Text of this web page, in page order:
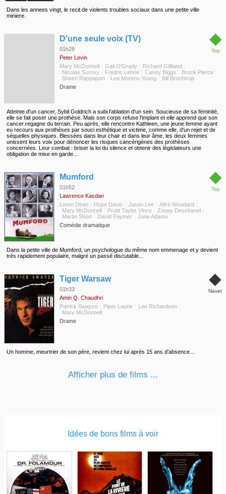
Dans les annees vingt, le recit de violents troubles sociaux dans une petite ville
miniere.
◆
Top
D'une seule voix (TV)
01h28
Peter Levin
Mary McDonnell
Gail O'Grady
Richard Gilliland
Nicolas Surovy
Fredric Lehne Casey Biggs
Brock Pierce
Sheeri Rappaport
Lea Moreno Young
Bill Brochtrup
Drame
Atteinte d'un cancer, Sybil Goldrich a subi l'ablation d'un sein. Soucieuse de sa féminité,
elle se fait poser une prothèse. Mais son corps refuse l'implant et elle apprend que son
cancer regagne du terrain. Peu après, elle rencontre Kathleen, une jeune femme ayant
eu recours aux prothèses par souci esthétique et victime, comme elle, d'un rejet et de
séquelles physiques. Blessées dans leur chair et dans leur âme, les deux femmes
unissent leurs voix pour dénoncer les risques cancérigènes des prothèses
concernées. Leur combat : briser la loi du silence et obtenir des législateurs une
obligation de mise en garde...
◆
Top
Mumford
01h52
Lawrence Kasdan
Loren Dean
Hope Davis Jason Lee
Alfre Woodard
Mary McDonnell
Pruitt Taylor Vince
Zooey Deschanel
Martin Short
David Paymer
Jane Adams
Comédie dramatique
Dans la petite ville de Mumford, un psychologue du même nom emmenage et y devient
très rapidement populaire, malgré un passé discutable...
◆
Navet
Tiger Warsaw
01h33
Amin Q. Chaudhri
Patrick Swayze
Piper Laurie
Lee Richardson
Mary McDonnell
Drame
Un homme, meurtrier de son père, revient chez lui après 15 ans d'absence...
Afficher plus de films ...
Idées de bons films à voir